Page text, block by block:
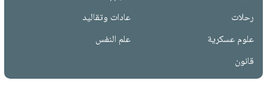
رحلات
عادات وتقاليد
علوم عسكرية
علم النفس
قانون